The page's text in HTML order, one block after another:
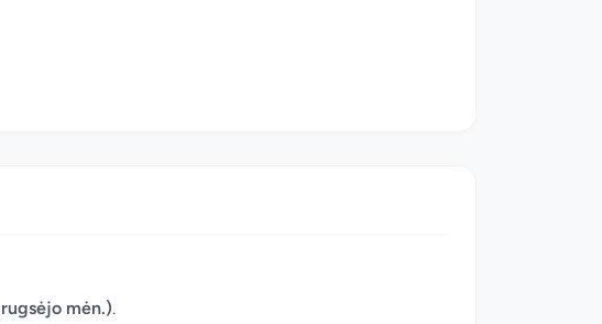
mėn.).